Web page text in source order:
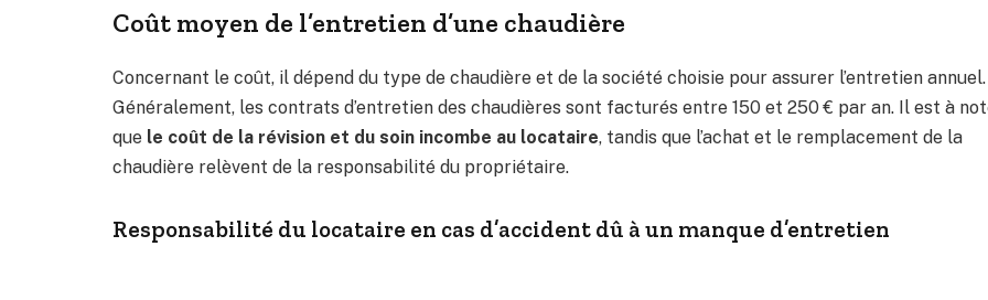
Coût moyen de l’entretien d’une chaudière
Concernant le coût, il dépend du type de chaudière et de la société choisie pour assurer l’entretien annuel.
Généralement, les contrats d’entretien des chaudières sont facturés entre 150 et 250 € par an. Il est à
que le coût de la révision et du soin incombe au locataire, tandis que l’achat et le remplacement de la
chaudière relèvent de la responsabilité du propriétaire.
Responsabilité du locataire en cas d’accident dû à un manque d’entretien